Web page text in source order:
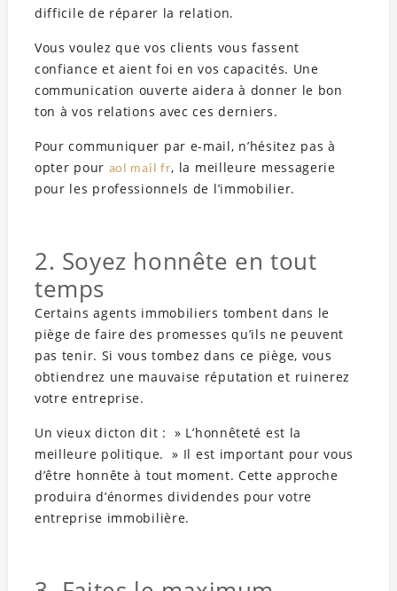
difficile de réparer la relation.
Vous voulez que vos clients vous fassent
confiance et aient foi en vos capacités. Une
communication ouverte aidera à donner le bon
ton à vos relations avec ces derniers.
Pour communiquer par e-mail, n’hésitez pas à
opter pour aol mail fr, la meilleure messagerie
pour les professionnels de l’immobilier.
2. Soyez honnête en tout
temps
Certains agents immobiliers tombent dans le
piège de faire des promesses qu’ils ne peuvent
pas tenir. Si vous tombez dans ce piège, vous
obtiendrez une mauvaise réputation et ruinerez
votre entreprise.
Un vieux dicton dit : » L’honnêteté est la
meilleure politique. » Il est important pour vous
d’être honnête à tout moment. Cette approche
produira d’énormes dividendes pour votre
entreprise immobilière.